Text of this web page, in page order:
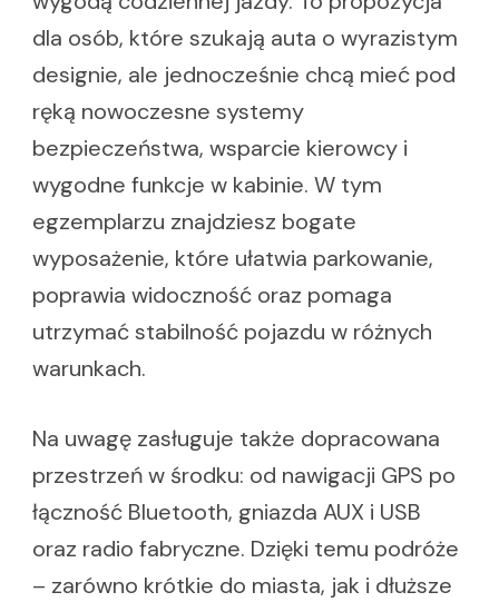
dla osób, które szukają auta o wyrazistym
designie, ale jednocześnie chcą mieć pod
ręką nowoczesne systemy
bezpieczeństwa, wsparcie kierowcy i
wygodne funkcje w kabinie. W tym
egzemplarzu znajdziesz bogate
wyposażenie, które ułatwia parkowanie,
poprawia widoczność oraz pomaga
utrzymać stabilność pojazdu w różnych
warunkach.
Na uwagę zasługuje także dopracowana
przestrzeń w środku: od nawigacji GPS po
łączność Bluetooth, gniazda AUX i USB
oraz radio fabryczne. Dzięki temu podróże
– zarówno krótkie do miasta, jak i dłuższe